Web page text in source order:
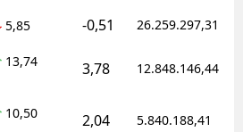
5,85 -0,51 26.259.297,31
13,74 3,78 12.848.146,44
10,50 2,04 5.840.188,41